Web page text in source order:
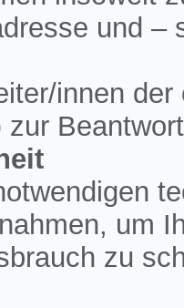
und –
innen
um
zu